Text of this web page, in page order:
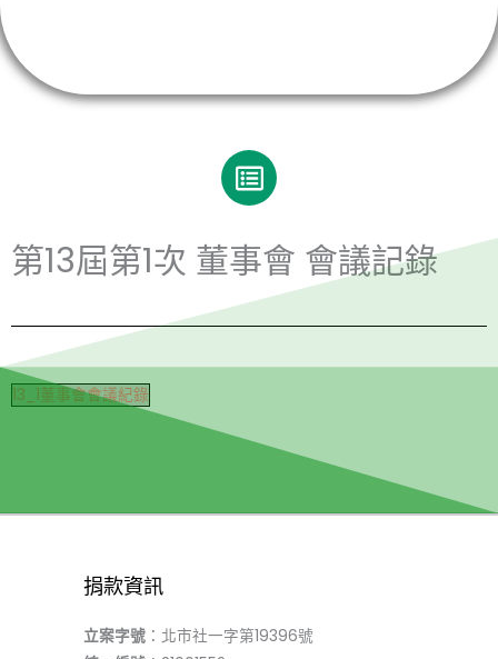
第13屆第1次 董事會 會議記錄
13_1董事會會議紀錄
捐款資訊
立案字號 ：北市社一字第19396號